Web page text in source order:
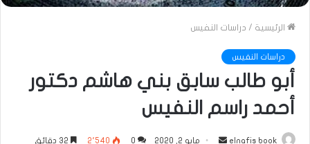
الرئيسية / دراسات النفيس
دراسات النفيس
أبو طالب سابق بني هاشم دكتور
أحمد راسم النفيس
elnafis book
أرسل
مايو 2, 2020 0 2٬540